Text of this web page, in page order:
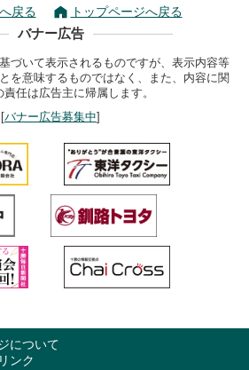
戻る トップページへ戻る
バナー広告
づいて表示されるものですが、表示内容等
を意味するものではなく、また、内容に関
任は広告主に帰属します。
[バナー広告募集中]
について
ンク